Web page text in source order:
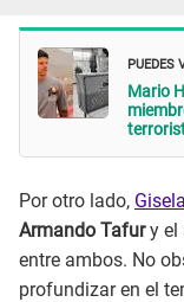
PUEDES
Mario
Por otro lado, Gisela
Armando Tafury el
entre ambos. No
profundizar en el